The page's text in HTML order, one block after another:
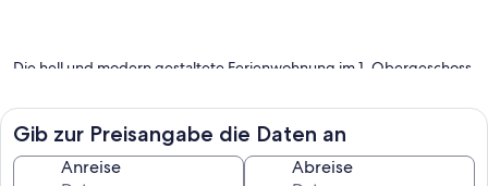
Die hell und modern gestaltete Ferienwohnung im 1. Obergeschoss
Doppelbett sowie einer gut ausgestatteten Küchenzeile. Von hier
aus gelangen Sie auf den kleinen Balkon. Hier können Sie einen
herrlichen Blick in die angelegte Dünenlandschaft und die frische
Seeluft genießen.
Gib zur Preisangabe die Daten an
Anreise Abreise